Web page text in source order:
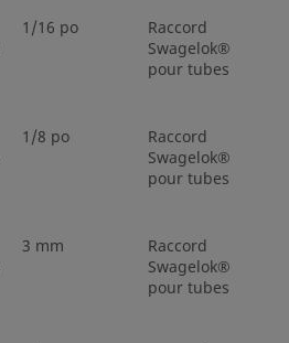
1/16 po
Raccord
Swagelok®
pour tubes
1/8 po
Raccord
Swagelok®
pour tubes
3 mm
Raccord
Swagelok®
pour tubes